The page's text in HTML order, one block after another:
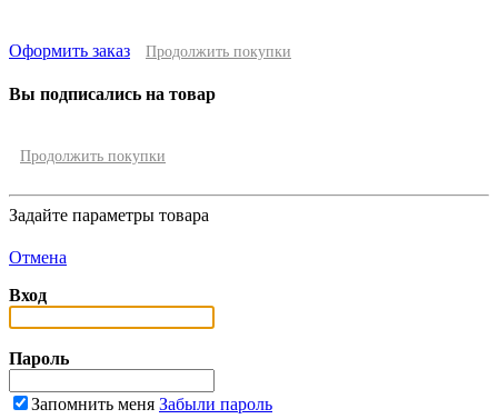
Оформить заказ Продолжить покупки
Вы подписались на товар
Продолжить покупки
Задайте параметры товара
Отмена
Вход
Пароль
Запомнить меня Забыли пароль